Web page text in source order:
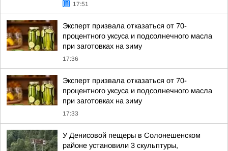
17:51
Эксперт призвала отказаться от 70-
процентного уксуса и подсолнечного масла
при заготовках на зиму
17:36
Эксперт призвала отказаться от 70-
процентного уксуса и подсолнечного масла
при заготовках на зиму
17:33
У Денисовой пещеры в Солонешенском
районе установили 3 скульптуры,